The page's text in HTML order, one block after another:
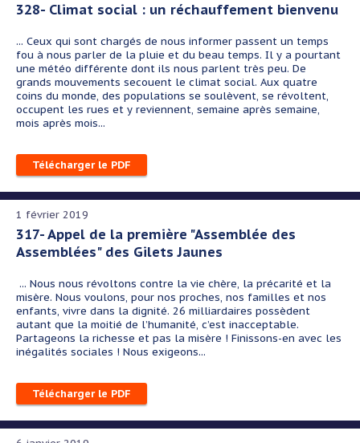
328- Climat social : un réchauffement bienvenu
... Ceux qui sont chargés de nous informer passent un temps
fou à nous parler de la pluie et du beau temps. Il y a pourtant
une météo différente dont ils nous parlent très peu. De
grands mouvements secouent le climat social. Aux quatre
coins du monde, des populations se soulèvent, se révoltent,
occupent les rues et y reviennent, semaine après semaine,
mois après mois...
Télécharger le PDF
1 février 2019
317- Appel de la première "Assemblée des
Assemblées" des Gilets Jaunes
... Nous nous révoltons contre la vie chère, la précarité et la
misère. Nous voulons, pour nos proches, nos familles et nos
enfants, vivre dans la dignité. 26 milliardaires possèdent
autant que la moitié de l’humanité, c’est inacceptable.
Partageons la richesse et pas la misère ! Finissons-en avec les
inégalités sociales ! Nous exigeons...
Télécharger le PDF